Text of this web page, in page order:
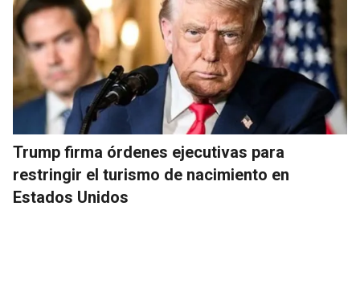
Trump firma órdenes ejecutivas para
restringir el turismo de nacimiento en
Estados Unidos